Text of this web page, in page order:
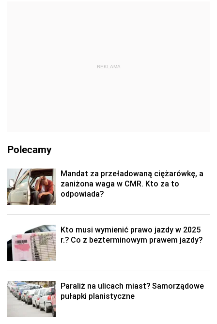
REKLAMA
Polecamy
Mandat za przeładowaną ciężarówkę, a
zaniżona waga w CMR. Kto za to
odpowiada?
Kto musi wymienić prawo jazdy w 2025
r.? Co z bezterminowym prawem jazdy?
Paraliż na ulicach miast? Samorządowe
pułapki planistyczne